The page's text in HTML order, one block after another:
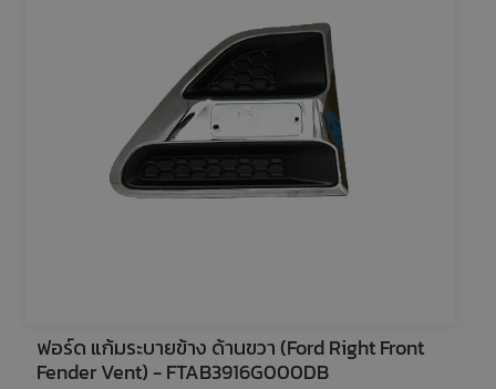
ฟอร์ด แก้มระบายข้าง ด้านขวา (Ford Right Front
Fender Vent) - FTAB3916G000DB